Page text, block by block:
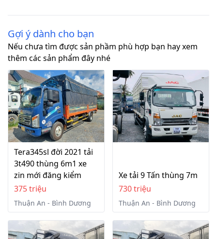
Gợi ý dành cho bạn
Nếu chưa tìm được sản phầm phù hợp bạn hay xem
thêm các sản phẩm đây nhé
Tera345sl đời 2021 tải
3t490 thùng 6m1 xe
zin mới đăng kiểm
375 triệu
Thuận An - Bình Dương
Xe tải 9 Tấn thùng 7m
730 triệu
Thuận An - Bình Dương